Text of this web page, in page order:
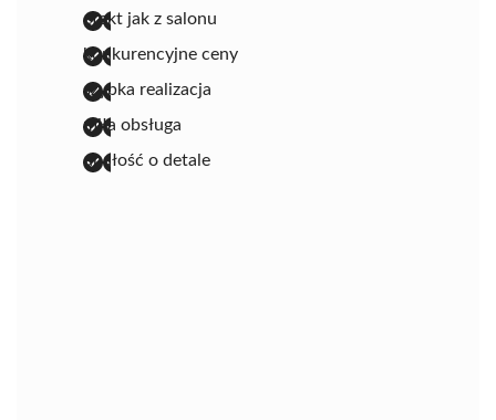
efekt jak z salonu
konkurencyjne ceny
szybka realizacja
miła obsługa
dbałość o detale